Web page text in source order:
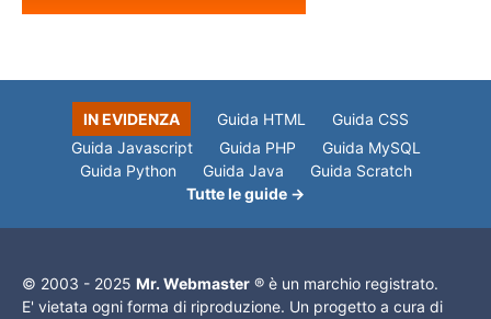
IN EVIDENZA Guida HTML
Guida CSS
Guida Javascript
Guida PHP
Guida MySQL
Guida Python
Guida Java
Guida Scratch
Tutte le guide →
© 2003 - 2025 Mr. Webmaster ® è un marchio registrato.
E' vietata ogni forma di riproduzione. Un progetto a cura di